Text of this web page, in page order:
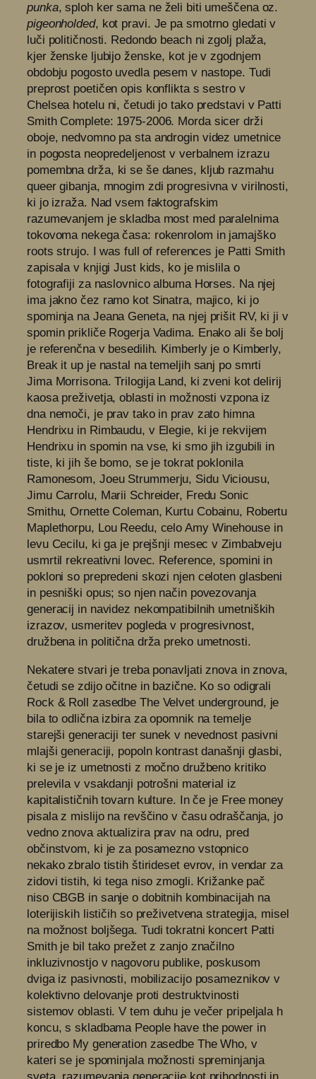
punka, sploh ker sama ne želi biti umeščena oz.
pigeonholded, kot pravi. Je pa smotrno gledati v
luči političnosti. Redondo beach ni zgolj plaža,
kjer ženske ljubijo ženske, kot je v zgodnjem
obdobju pogosto uvedla pesem v nastope. Tudi
preprost poetičen opis konflikta s sestro v
Chelsea hotelu ni, četudi jo tako predstavi v Patti
Smith Complete: 1975-2006. Morda sicer drži
oboje, nedvomno pa sta androgin videz umetnice
in pogosta neopredeljenost v verbalnem izrazu
pomembna drža, ki se še danes, kljub razmahu
queer gibanja, mnogim zdi progresivna v virilnosti,
ki jo izraža. Nad vsem faktografskim
razumevanjem je skladba most med paralelnima
tokovoma nekega časa: rokenrolom in jamajško
roots strujo. I was full of references je Patti Smith
zapisala v knjigi Just kids, ko je mislila o
fotografiji za naslovnico albuma Horses. Na njej
ima jakno čez ramo kot Sinatra, majico, ki jo
spominja na Jeana Geneta, na njej prišit RV, ki ji v
spomin prikliče Rogerja Vadima. Enako ali še bolj
je referenčna v besedilih. Kimberly je o Kimberly,
Break it up je nastal na temeljih sanj po smrti
Jima Morrisona. Trilogija Land, ki zveni kot delirij
kaosa preživetja, oblasti in možnosti vzpona iz
dna nemoči, je prav tako in prav zato himna
Hendrixu in Rimbaudu, v Elegie, ki je rekvijem
Hendrixu in spomin na vse, ki smo jih izgubili in
tiste, ki jih še bomo, se je tokrat poklonila
Ramonesom, Joeu Strummerju, Sidu Viciousu,
Jimu Carrolu, Marii Schreider, Fredu Sonic
Smithu, Ornette Coleman, Kurtu Cobainu, Robertu
Maplethorpu, Lou Reedu, celo Amy Winehouse in
levu Cecilu, ki ga je prejšnji mesec v Zimbabveju
usmrtil rekreativni lovec. Reference, spomini in
pokloni so prepredeni skozi njen celoten glasbeni
in pesniški opus; so njen način povezovanja
generacij in navidez nekompatibilnih umetniških
izrazov, usmeritev pogleda v progresivnost,
družbena in politična drža preko umetnosti.
Nekatere stvari je treba ponavljati znova in znova,
četudi se zdijo očitne in bazične. Ko so odigrali
Rock & Roll zasedbe The Velvet underground, je
bila to odlična izbira za opomnik na temelje
starejši generaciji ter sunek v nevednost pasivni
mlajši generaciji, popoln kontrast današnji glasbi,
ki se je iz umetnosti z močno družbeno kritiko
prelevila v vsakdanji potrošni material iz
kapitalističnih tovarn kulture. In če je Free money
pisala z mislijo na revščino v času odraščanja, jo
vedno znova aktualizira prav na odru, pred
občinstvom, ki je za posamezno vstopnico
nekako zbralo tistih štirideset evrov, in vendar za
zidovi tistih, ki tega niso zmogli. Križanke pač
niso CBGB in sanje o dobitnih kombinacijah na
loterijiskih lističih so preživetvena strategija, misel
na možnost boljšega. Tudi tokratni koncert Patti
Smith je bil tako prežet z zanjo značilno
inkluzivnostjo v nagovoru publike, poskusom
dviga iz pasivnosti, mobilizacijo posameznikov v
kolektivno delovanje proti destruktvinosti
sistemov oblasti. V tem duhu je večer pripeljala h
koncu, s skladbama People have the power in
priredbo My generation zasedbe The Who, v
kateri se je spominjala možnosti spreminjanja